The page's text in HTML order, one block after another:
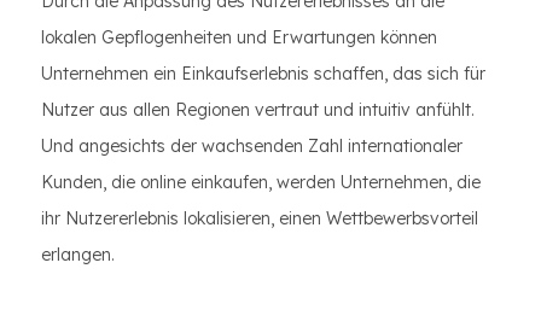
lokalen Gepflogenheiten und Erwartungen können
Unternehmen ein Einkaufserlebnis schaffen, das sich für
Nutzer aus allen Regionen vertraut und intuitiv anfühlt.
Und angesichts der wachsenden Zahl internationaler
Kunden, die online einkaufen, werden Unternehmen, die
ihr Nutzererlebnis lokalisieren, einen Wettbewerbsvorteil
erlangen.